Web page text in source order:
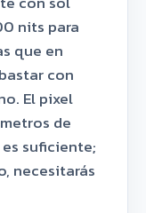
nits para
que en
con
El pixel
de
suficiente;
necesitarás